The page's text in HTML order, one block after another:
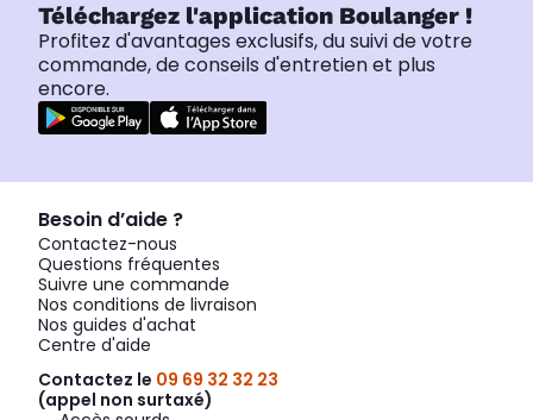
Téléchargez l'application Boulanger !
Profitez d'avantages exclusifs, du suivi de votre
commande, de conseils d'entretien et plus
encore.
Besoin d’aide ?
Contactez-nous
Questions fréquentes
Suivre une commande
Nos conditions de livraison
Nos guides d'achat
Centre d'aide
Contactez le 09 69 32 32 23
(appel non surtaxé)